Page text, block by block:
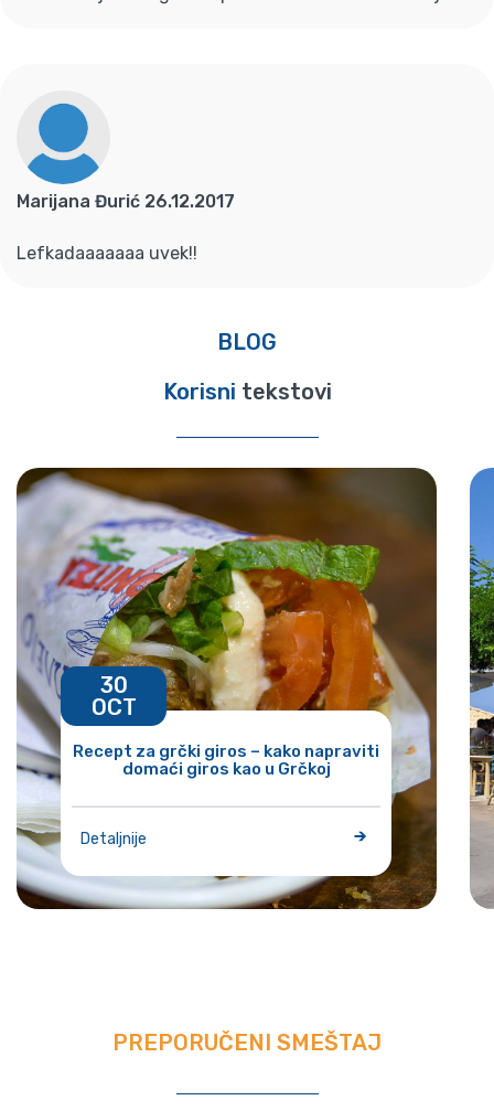
Marijana Đurić 26.12.2017
Lefkadaaaaaaa uvek!!
BLOG
Korisni tekstovi
Recept za grčki giros – kako napraviti
domaći giros kao u Grčkoj
Detaljnije
30
OCT
PREPORUČENI SMEŠTAJ